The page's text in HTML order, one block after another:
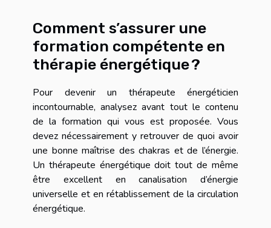
Comment s’assurer une
formation compétente en
thérapie énergétique ?
Pour devenir un thérapeute énergéticien
incontournable, analysez avant tout le contenu
de la formation qui vous est proposée. Vous
devez nécessairement y retrouver de quoi avoir
une bonne maîtrise des chakras et de l’énergie.
Un thérapeute énergétique doit tout de même
être excellent en canalisation d’énergie
universelle et en rétablissement de la circulation
énergétique.